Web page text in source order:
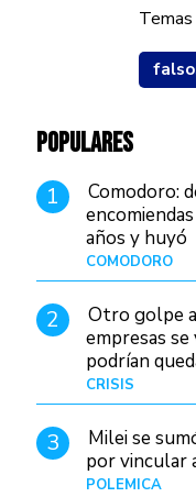
POPULARES
1
Comodoro:
años y huyó
COMODORO
2
Otro golpe
empresas
podrían
CRISIS
3
Milei se
por vincular
POLÉMICA